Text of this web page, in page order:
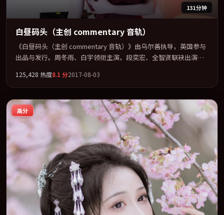
131分钟
白昼码头（主创 commentary 音轨）
《白昼码头（主创 commentary 音轨）》由乌尔善执导，英国参与
出品与发行。周冬雨、白宇领衔主演，段奕宏、全智贤联袂出演。
型为骨架，在叙事、表演与视听上力求统一。定于 2017-02-08 在内
地院线及主流平台同步亮相，2017 年度话题片中口碑稳健，适合喜
欢强情节与人物弧光的观众完整观看。
125,428 热度8.1 分2017-08-03
高分